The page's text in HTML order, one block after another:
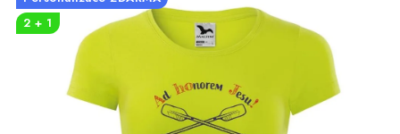
VLASTNÍ MOTIV
2 + 1